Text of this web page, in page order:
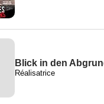
Blick in den
Réalisatrice